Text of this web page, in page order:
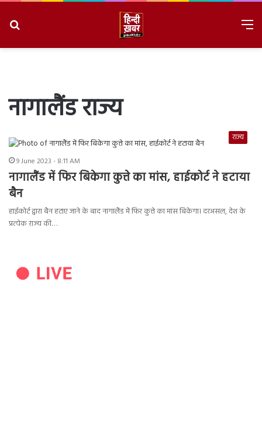
नागालैंड राज्य
राज्य
9 June 2023 - 8:11 AM
नागालैंड में फिर बिकेगा कुत्ते का मांस, हाईकोर्ट ने हटाया
बैन
हाईकोर्ट द्वारा बैन हटाए जाने के बाद नागालैंड में फिर कुत्ते का मांस बिकेगा। दरअसल, देश के
प्रत्येक राज्य की…